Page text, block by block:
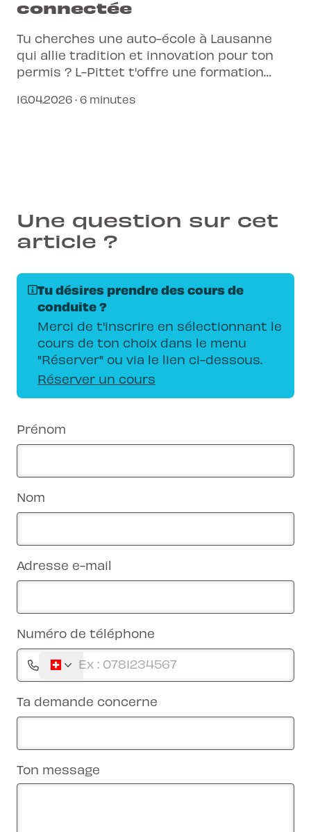
connectée
Tu cherches une auto-école à Lausanne
qui allie tradition et innovation pour ton
permis ? L-Pittet t'offre une formation
besoins.
16.04.2026 · 6 minutes
Une question sur cet
article ?
Tu désires prendre des cours de
conduite ?
Merci de t'inscrire en sélectionnant le
cours de ton choix dans le menu
"Réserver" ou via le lien ci-dessous.
Réserver un cours
Prénom
Nom
Adresse e-mail
Numéro de téléphone
Ta demande concerne
Ton message